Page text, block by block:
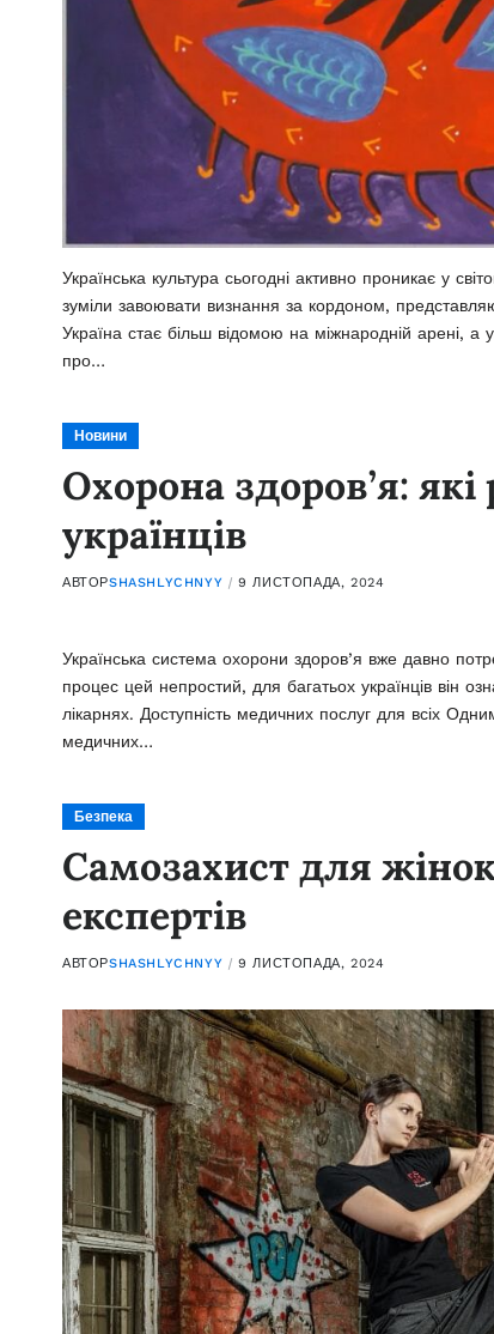
Українська культура сьогодні активно проникає у
зуміли завоювати визнання за кордоном,
Україна стає більш відомою на міжнародній арені, а
про…
Новини
Охорона здоров’я:
українців
АВТОРSHASHLYCHNYY 9 ЛИСТОПАДА, 2024
Українська система охорони здоров’я вже давно
процес цей непростий, для багатьох українців він
лікарнях. Доступність медичних послуг для всіх
медичних…
Безпека
Самозахист для
експертів
АВТОРSHASHLYCHNYY 9 ЛИСТОПАДА, 2024